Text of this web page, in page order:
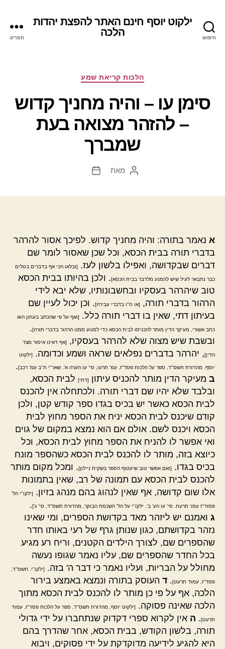
חיפוש
ילקוט יוסף חינם האתר להפצת יהדות
הלכה
תפריט
קטגוריות
הלכות קריאת שמע
סימן עו – והיה מחניך קדוש
– להזהר מצואה בעת
שמברך
המחבר
מאת
תאריך
א נאמר בתורה: והיה מחניך קדוש. לפיכך אסור להרהר
בדברי תורה בבית הכסא, וכל שכן שאסור לומר שם
דברים שבקדושה, ואפילו בלשון לעז.
[ובלאו הכי אף בדברים בטלים
כבר נתבאר לעיל שיש להמנע מלדבר בבית הכסא]. ולכן בהיותו בבית הכסא
טוב שיהרהר בעסקיו ובחשבונותיו, שלא יבא לידי
הרהור בדברי תורה,
[או ח"ו בדברי עבירה]. וכן יכול לעיין שם
בעיתון דתי, שאין בו דברי תורה כלל.
[ואף על פי שהכתב בעתון הוא
כתב אשורי, מעיקר הדין מותר להכניסו לבית הכסא כדי למנוע ממנו הרהור בדברי תורה].
ובשבת שיש מצוה שלא להרהר בעסקיו,
[אף דאינו איסור מצד
הדין], יהרהר בדברים נפלאים שראה ושמע וכדומה. [ילקוט
יוסף, מהדורת תשס"ד, ספר על הלכות פסד"ז, עמ' תרעו, סי' עו הערה א'. שאר"י ח"ב עמ' רכב].
ב מעיקר הדין מותר להכניס עיתון [דתי] לבית הכסא,
ובלבד שלא יהיו שם דברי תורה. ולכתחלה אין להכנס
לבית הכסא כאשר יש בכיס בגדו ספר קודש קטן, ולכן
קודם שיכנס לבית הכסא יניח את הספר מחוץ לבית
הכסא ויכנס לשם. אולם אם הוא נמצא במקום של גוים
ואי אפשר לו להניח את הספר מחוץ לבית הכסא, וכל
כיוצא בזה, מותר לו להכנס לבית הכסא כשהספר מונח
בכיס בגדו.
[ואם אפשר טוב שיעטוף הספר בשקית ניילון]. ומכל מקום מותר
להכנס לבית הכסא עם תמונה של רב, שאין בתמונות
אלו שום קדושה, אף שאין לנהוג בהם מנהג בזיון.
[ילקו"י הל'
פסוד"ז עמו' תרעח. סי' עו הע' ב'. ילקו"י על הל' השכמת הבוקר, מהדורת תשס"ד, סי' ג'].
ג ואמנם יש ליזהר מאד בקדושת הספרים, ומי שאינו
נזהר בקדושתם, כגון שנותן גרף של רעי באותו חדר
שהספרים שם, לצורך הילדים הקטנים, וריח רע מגיע
בכל החדר שהספרים שם, עליו נאמר שגופו נעשה
מחולל על הבריות, ועליו נאמר כי דבר ה' בזה.
[ילקו"י, תשס"ד,
פסד"ז, עמוד תרעט]. ד העוסק בתורה ונמצא באמצע בירור
הלכה, אף על פי כן מותר לו להכנס לבית הכסא מתוך
הלכה שאינה פסוקה.
[ילקוט יוסף, מהדורת תשס"ד, ספר על הלכות פסד"ז, עמוד
תרעט]. ה אין לקרוא ספרי דקדוק שנתחברו על ידי גדולי
תורה, בלשון הקודש, בבית הכסא, אחר שהדרך בהם
היא להגיע לידיעה מדוקדקת על ידי פסוקים, ויבוא